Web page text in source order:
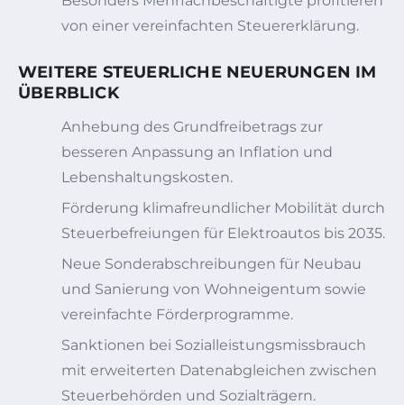
von einer vereinfachten Steuererklärung.
WEITERE STEUERLICHE NEUERUNGEN IM
ÜBERBLICK
Anhebung des Grundfreibetrags zur
besseren Anpassung an Inflation und
Lebenshaltungskosten.
Förderung klimafreundlicher Mobilität durch
Steuerbefreiungen für Elektroautos bis 2035.
Neue Sonderabschreibungen für Neubau
und Sanierung von Wohneigentum sowie
vereinfachte Förderprogramme.
Sanktionen bei Sozialleistungsmissbrauch
mit erweiterten Datenabgleichen zwischen
Steuerbehörden und Sozialträgern.